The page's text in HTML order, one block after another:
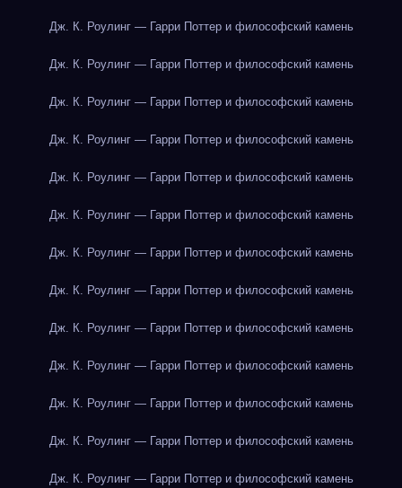
Дж. К. Роулинг — Гарри Поттер и философский камень
Дж. К. Роулинг — Гарри Поттер и философский камень
Дж. К. Роулинг — Гарри Поттер и философский камень
Дж. К. Роулинг — Гарри Поттер и философский камень
Дж. К. Роулинг — Гарри Поттер и философский камень
Дж. К. Роулинг — Гарри Поттер и философский камень
Дж. К. Роулинг — Гарри Поттер и философский камень
Дж. К. Роулинг — Гарри Поттер и философский камень
Дж. К. Роулинг — Гарри Поттер и философский камень
Дж. К. Роулинг — Гарри Поттер и философский камень
Дж. К. Роулинг — Гарри Поттер и философский камень
Дж. К. Роулинг — Гарри Поттер и философский камень
Дж. К. Роулинг — Гарри Поттер и философский камень